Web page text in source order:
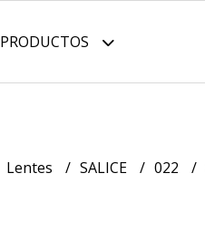
PRODUCTOS
Lentes SALICE 022